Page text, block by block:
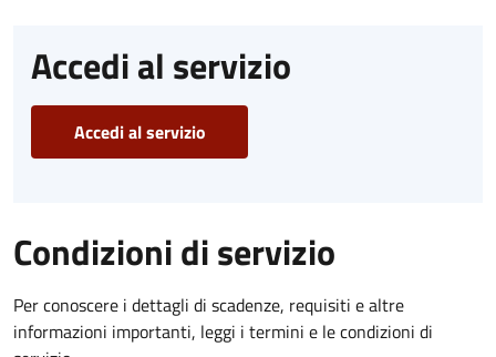
Accedi al servizio
Accedi al servizio
Condizioni di servizio
Per conoscere i dettagli di scadenze, requisiti e altre
informazioni importanti, leggi i termini e le condizioni di